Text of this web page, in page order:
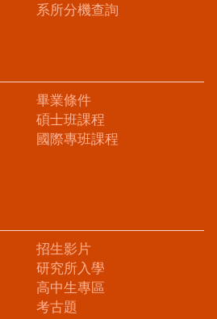
系所分機查詢
畢業條件
碩士班課程
國際專班課程
招生影片
研究所入學
高中生專區
考古題